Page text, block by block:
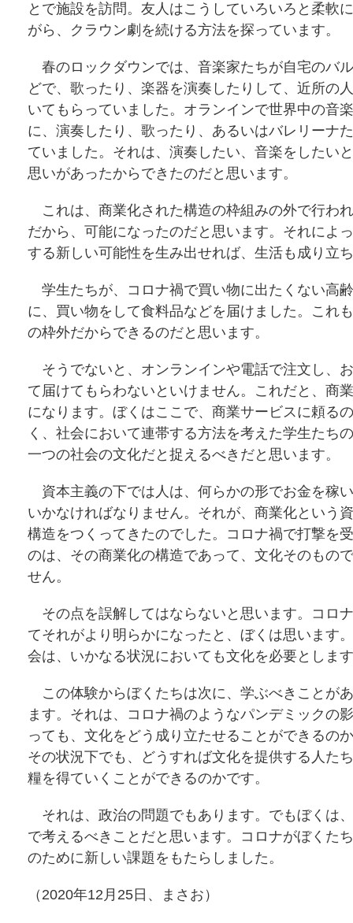
とで施設を訪問。友人はこうしていろいろと柔軟
がら、クラウン劇を続ける方法を探っています。
春のロックダウンでは、音楽家たちが自宅のバ
どで、歌ったり、楽器を演奏したりして、近所の
いてもらっていました。オランインで世界中の音
に、演奏したり、歌ったり、あるいはバレリーナ
ていました。それは、演奏したい、音楽をしたい
思いがあったからできたのだと思います。
これは、商業化された構造の枠組みの外で行わ
だから、可能になったのだと思います。それによ
する新しい可能性を生み出せれば、生活も成り立
学生たちが、コロナ禍で買い物に出たくない高
に、買い物をして食料品などを届けました。これ
の枠外だからできるのだと思います。
そうでないと、オンランインや電話で注文し、
て届けてもらわないといけません。これだと、商
になります。ぼくはここで、商業サービスに頼る
く、社会において連帯する方法を考えた学生たち
一つの社会の文化だと捉えるべきだと思います。
資本主義の下では人は、何らかの形でお金を稼
いかなければなりません。それが、商業化という
構造をつくってきたのでした。コロナ禍で打撃を
のは、その商業化の構造であって、文化そのもの
せん。
その点を誤解してはならないと思います。コロ
てそれがより明らかになったと、ぼくは思います
会は、いかなる状況においても文化を必要としま
この体験からぼくたちは次に、学ぶべきことが
ます。それは、コロナ禍のようなパンデミックの
っても、文化をどう成り立たせることができるの
その状況下でも、どうすれば文化を提供する人た
糧を得ていくことができるのかです。
それは、政治の問題でもあります。でもぼくは
で考えるべきことだと思います。コロナがぼくた
のために新しい課題をもたらしました。
（2020年12月25日、まさお）